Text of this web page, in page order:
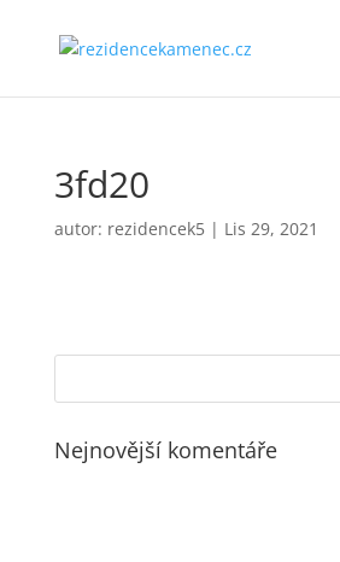
3fd20
autor: rezidencek5| Lis 29, 2021
Nejnovější komentáře